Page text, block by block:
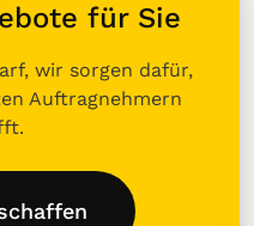
für Sie
wir sorgen dafür,
Auftragnehmern